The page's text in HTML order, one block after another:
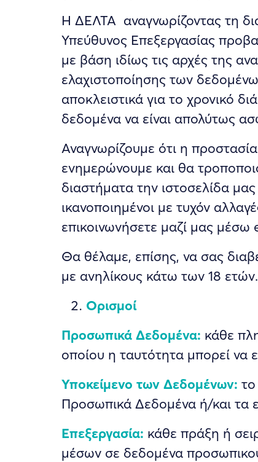
Η ΔΕΛΤΑ αναγνωρίζοντας τη
Υπεύθυνος Επεξεργασίας
με βάση ιδίως τις αρχές της
ελαχιστοποίησης των
αποκλειστικά για το χρονικό
δεδομένα να είναι απολύτως
Αναγνωρίζουμε ότι η
ενημερώνουμε και θα
διαστήματα την ιστοσελίδα μας
ικανοποιημένοι με τυχόν
επικοινωνήσετε μαζί μας μέσω
Θα θέλαμε, επίσης, να σας
με ανηλίκους κάτω των 18 ετών.
Ορισμοί
Προσωπικά Δεδομένα: κάθε
οποίου η ταυτότητα μπορεί να
Υποκείμενο των Δεδομένων:
Προσωπικά Δεδομένα ή/και τα
Επεξεργασία: κάθε πράξη ή
μέσων σε δεδομένα